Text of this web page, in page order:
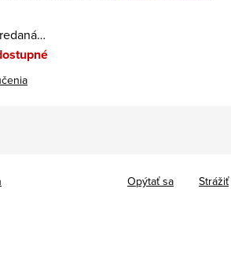
Opýtať sa Strážiť